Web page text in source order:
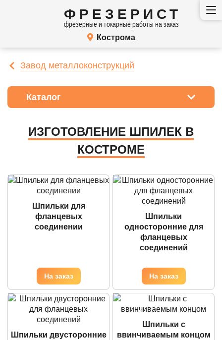
ФРЕЗЕРИСТ
фрезерные и токарные работы на заказ
Кострома
Завод металлоконструкций
Каталог
ИЗГОТОВЛЕНИЕ ШПИЛЕК В
КОСТРОМЕ
Шпильки для
фланцевых
соединении
Шпильки
односторонние для
фланцевых
соединений
Шпильки двусторонние
Шпильки с
ввинчиваемым концом